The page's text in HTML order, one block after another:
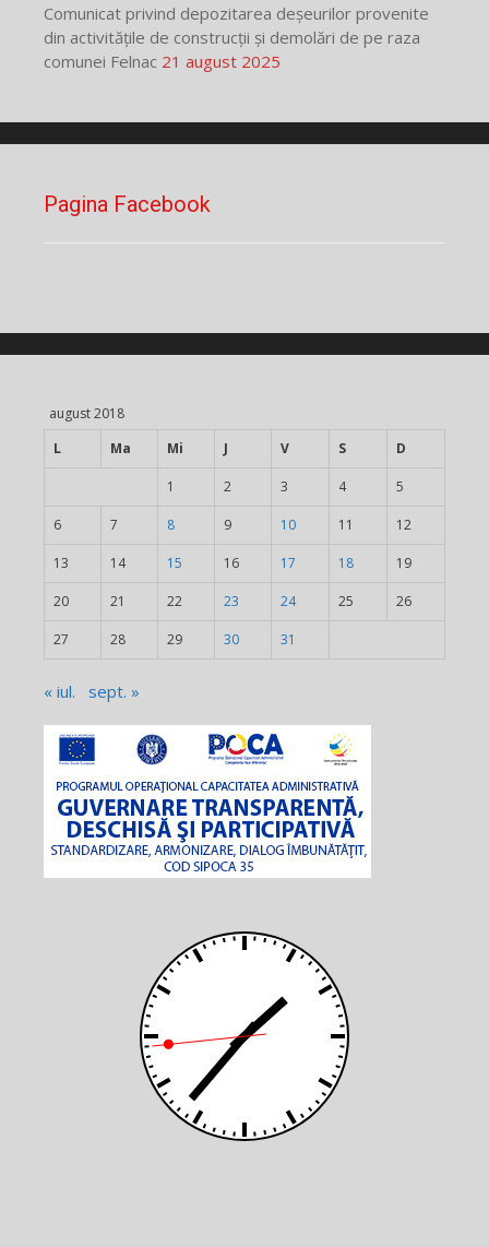
Comunicat privind depozitarea deșeurilor provenite
din activitățile de construcții și demolări de pe raza
comunei Felnac 21 august 2025
Pagina Facebook
august 2018
L
Ma Mi J V S D
1 2 3 4 5
6 7 8 9 10 11 12
13 14 15 16 17 18 19
20 21 22 23 24 25 26
27 28 29 30 31
« iul. sept. »